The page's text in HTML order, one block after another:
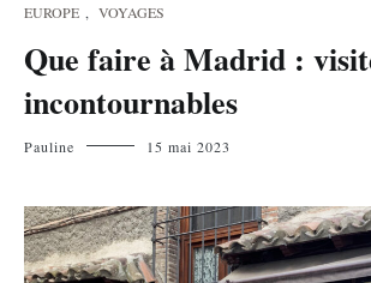
EUROPE , VOYAGES
Que faire à Madrid :
incontournables
Pauline 15 mai 2023